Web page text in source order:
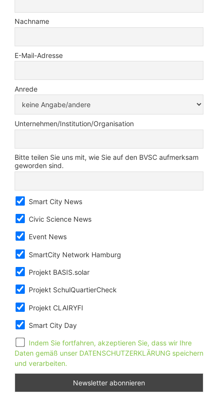
Nachname
E-Mail-Adresse
Anrede
Unternehmen/Institution/Organisation
Bitte teilen Sie uns mit, wie Sie auf den BVSC aufmerksam
geworden sind.
Smart City News
Civic Science News
Event News
SmartCity Network Hamburg
Projekt BASIS.solar
Projekt SchulQuartierCheck
Projekt CLAIRYFI
Smart City Day
Indem Sie fortfahren, akzeptieren Sie, dass wir Ihre
Daten gemäß unser DATENSCHUTZERKLÄRUNG speichern
und verarbeiten.